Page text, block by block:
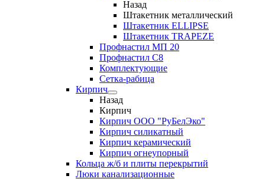
Назад
Штакетник металлический
Штакетник ELLIPSE
Штакетник TRAPEZE
Профнастил МП 20
Профнастил С8
Комплектующие
Сетка-рабица
Кирпич
Назад
Кирпич
Кирпич ООО "РуБелЭко"
Кирпич силикатный
Кирпич керамический
Кирпич огнеупорный
Кольца ж/б и плиты перекрытий
Люки канализационные